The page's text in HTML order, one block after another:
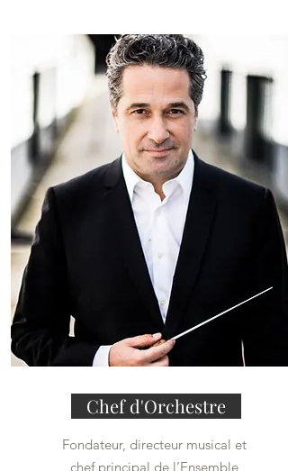
Chef d'Orchestre
Fondateur, directeur musical et
chef principal de l’Ensemble